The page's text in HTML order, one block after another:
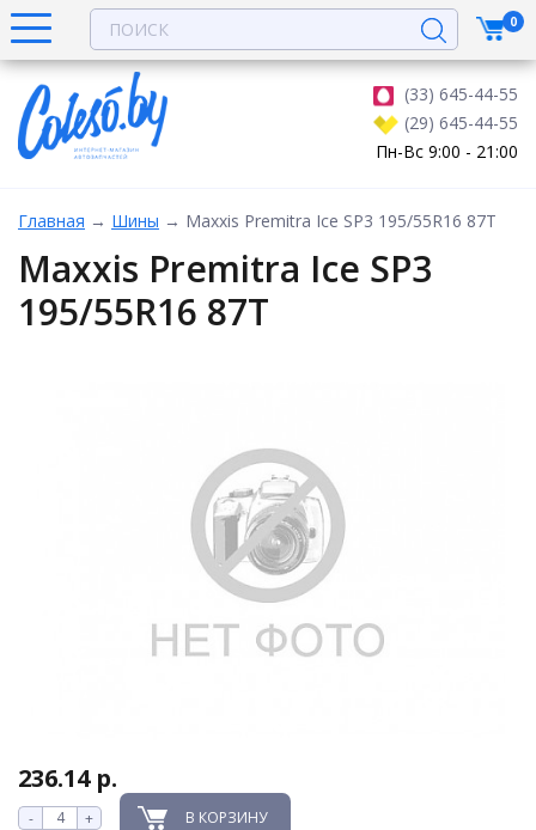
(33) 645-44-55
(29) 645-44-55
Пн-Вс 9:00 - 21:00
0
Главная → Шины → Maxxis Premitra Ice SP3 195/55R16 87T
Maxxis Premitra Ice SP3
195/55R16 87T
236.14 р.
- + В КОРЗИНУ